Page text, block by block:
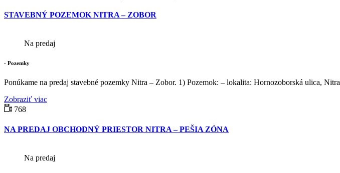
STAVEBNÝ POZEMOK NITRA – ZOBOR
Na predaj
- Pozemky
Ponúkame na predaj stavebné pozemky Nitra – Zobor. 1) Pozemok: – lokalita: Hornozoborská ulica,
Zobraziť viac
768
NA PREDAJ OBCHODNÝ PRIESTOR NITRA – PEŠIA ZÓNA
Na predaj